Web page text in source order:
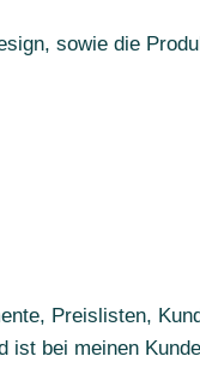
sowie die
Preislisten,
ist bei meinen